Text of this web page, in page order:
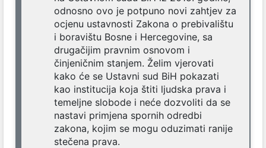
odnosno ovo je potpuno novi zahtjev za
ocjenu ustavnosti Zakona o prebivalištu
i boravištu Bosne i Hercegovine, sa
drugačijim pravnim osnovom i
činjeničnim stanjem. Želim vjerovati
kako će se Ustavni sud BiH pokazati
kao institucija koja štiti ljudska prava i
temeljne slobode i neće dozvoliti da se
nastavi primjena spornih odredbi
zakona, kojim se mogu oduzimati ranije
stečena prava.